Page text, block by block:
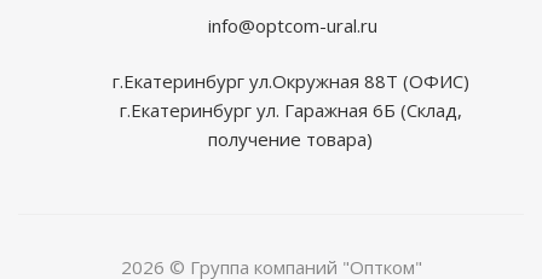
info@optcom-ural.ru
г.Екатеринбург ул.Окружная 88Т (ОФИС)
г.Екатеринбург ул. Гаражная 6Б (Склад,
получение товара)
2026 © Группа компаний "Оптком"